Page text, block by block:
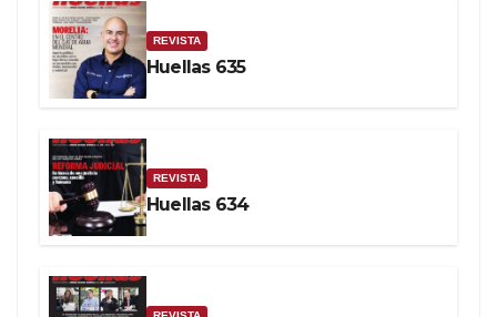
REVISTA
Huellas 635
REVISTA
Huellas 634